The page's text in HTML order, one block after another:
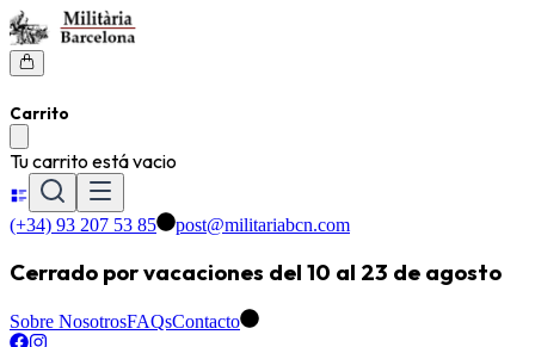
Carrito
Tu carrito está vacio
(+34) 93 207 53 85 post@militariabcn.com
Cerrado por vacaciones del 10 al 23 de agosto
Sobre NosotrosFAQsContacto